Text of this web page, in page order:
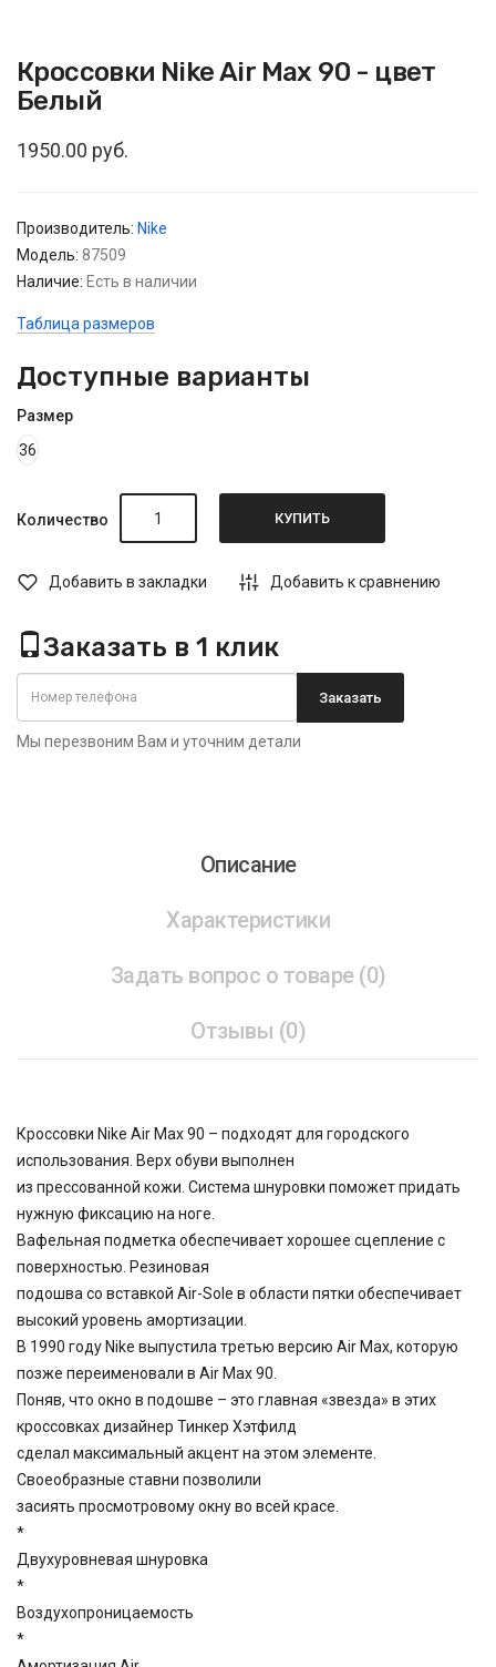
Кроссовки Nike Air Max 90 - цвет
Белый
1950.00 руб.
Производитель: Nike
Модель: 87509
Наличие: Есть в наличии
Таблица размеров
Доступные варианты
Размер
36
Количество КУПИТЬ
Добавить в закладки Добавить к сравнению
Заказать в 1 клик
Заказать
Мы перезвоним Вам и уточним детали
Описание
Характеристики
Задать вопрос о товаре (0)
Отзывы (0)
Кроссовки Nike Air Max 90 – подходят для городского
использования. Верх обуви выполнен
из прессованной кожи. Система шнуровки поможет придать
нужную фиксацию на ноге.
Вафельная подметка обеспечивает хорошее сцепление с
поверхностью. Резиновая
подошва со вставкой Air-Sole в области пятки обеспечивает
высокий уровень амортизации.
В 1990 году Nike выпустила третью версию Air Max, которую
позже переименовали в Air Max 90.
Поняв, что окно в подошве – это главная «звезда» в этих
кроссовках дизайнер Тинкер Хэтфилд
сделал максимальный акцент на этом элементе.
Своеобразные ставни позволили
засиять просмотровому окну во всей красе.
*
Двухуровневая шнуровка
*
Воздухопроницаемость
*